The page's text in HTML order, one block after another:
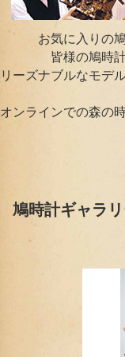
お気に入りの
皆様の鳩時
リーズナブルなモデ
オンラインでの森の
鳩時計ギャラ